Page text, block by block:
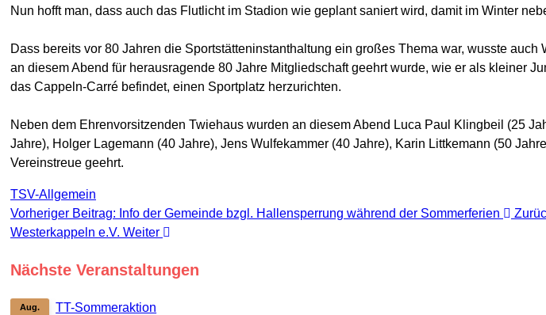
Nun hofft man, dass auch das Flutlicht im Stadion wie geplant saniert wird, damit im Winter
Dass bereits vor 80 Jahren die Sportstätteninstanthaltung ein großes Thema war, wusste
an diesem Abend für herausragende 80 Jahre Mitgliedschaft geehrt wurde, wie er als kleiner
das Cappeln-Carré befindet, einen Sportplatz herzurichten.
Neben dem Ehrenvorsitzenden Twiehaus wurden an diesem Abend Luca Paul Klingbeil (25
Jahre), Holger Lagemann (40 Jahre), Jens Wulfekammer (40 Jahre), Karin Littkemann (50
Vereinstreue geehrt.
TSV-Allgemein
Vorheriger Beitrag: Info der Gemeinde bzgl. Hallensperrung während der Sommerferien
Westerkappeln e.V. Weiter
Nächste Veranstaltungen
Aug. TT-Sommeraktion